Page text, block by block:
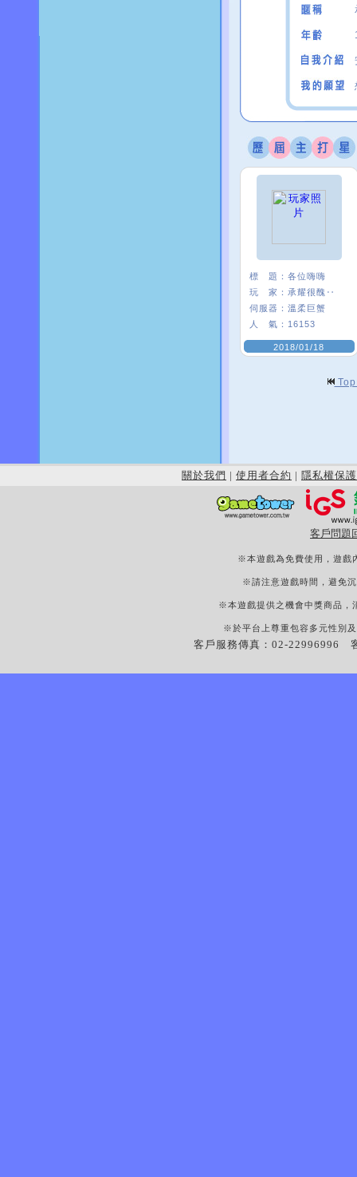
標 題： 各位嗨嗨
玩 家： 承耀很醜‥
伺服器： 溫柔巨蟹
人 氣： 16153
2018/01/18
關於我們 | 使用者合約 | 隱私權保護
客戶問題
※本遊戲為免費使用，遊戲
※請注意遊戲時間，避免
※本遊戲提供之機會中獎商品，
※於平台上尊重包容多元性別
客戶服務傳真：02-22996996